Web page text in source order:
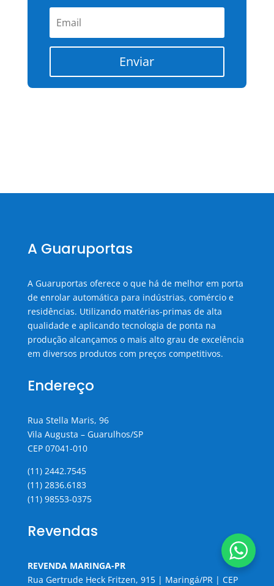
Enviar
A Guaruportas
A Guaruportas oferece o que há de melhor em porta
de enrolar automática para indústrias, comércio e
residências. Utilizando matérias-primas de alta
qualidade e aplicando tecnologia de ponta na
produção alcançamos o mais alto grau de excelência
em diversos produtos com preços competitivos.
Endereço
Rua Stella Maris, 96
Vila Augusta – Guarulhos/SP
CEP 07041-010
(11) 2442.7545
(11) 2836.6183
(11) 98553-0375
Revendas
REVENDA MARINGA-PR
Rua Gertrude Heck Fritzen, 915 | Maringá/PR | CEP